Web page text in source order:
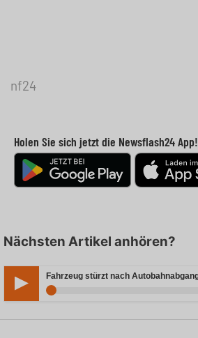
nf24
Holen Sie sich jetzt die Newsflash24 App!
Nächsten Artikel anhören?